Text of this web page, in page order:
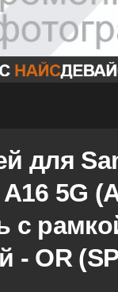
для
5G
с
- OR